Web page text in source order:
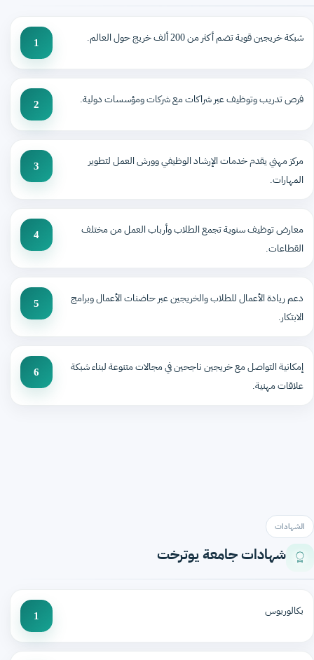
شبكة خريجين قوية تضم أكثر من 200 ألف خريج حول العالم. 1
فرص تدريب وتوظيف عبر شراكات مع شركات ومؤسسات دولية. 2
مركز مهني يقدم خدمات الإرشاد الوظيفي وورش العمل لتطوير
المهارات.
3
معارض توظيف سنوية تجمع الطلاب وأرباب العمل من مختلف
القطاعات.
4
دعم ريادة الأعمال للطلاب والخريجين عبر حاضنات الأعمال وبرامج
الابتكار.
5
إمكانية التواصل مع خريجين ناجحين في مجالات متنوعة لبناء شبكة
علاقات مهنية.
6
الشهادات
شهادات جامعة يوترخت
بكالوريوس 1